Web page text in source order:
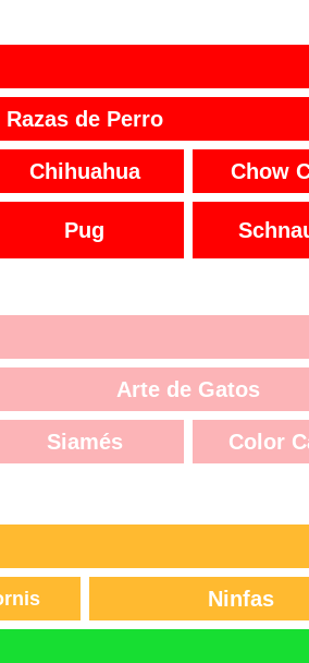
Razas de Perro
Chihuahua Chow
Pug
Arte de Gatos
Siamés Color
Ninfas